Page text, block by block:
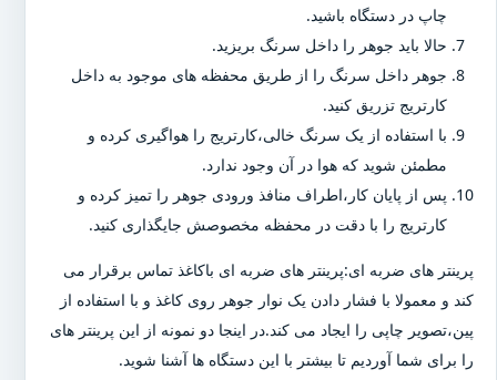
چاپ در دستگاه باشید.
حالا باید جوهر را داخل سرنگ بریزید.
جوهر داخل سرنگ را از طریق محفظه های موجود به داخل
کارتریج تزریق کنید.
با استفاده از یک سرنگ خالی،کارتریج را هواگیری کرده و
مطمئن شوید که هوا در آن وجود ندارد.
پس از پایان کار،اطراف منافذ ورودی جوهر را تمیز کرده و
کارتریج را با دقت در محفظه مخصوصش جایگذاری کنید.
پرینتر های ضربه ای:پرینتر های ضربه ای باکاغذ تماس برقرار می
کند و معمولا با فشار دادن یک نوار جوهر روی کاغذ و با استفاده از
پین،تصویر چاپی را ایجاد می کند.در اینجا دو نمونه از این پرینتر های
را برای شما آوردیم تا بیشتر با این دستگاه ها آشنا شوید.